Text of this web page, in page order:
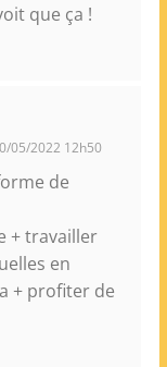
que ça !
05/2022 12h50
de
+ travailler
en
+ profiter de